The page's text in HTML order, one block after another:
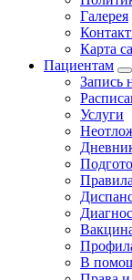
Галерея
Карта
Пациентам
Запись
Услуги
В